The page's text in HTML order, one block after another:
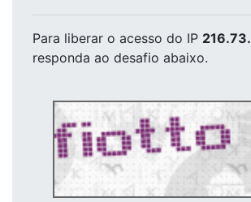
Para liberar o acesso do IP
responda ao desafio abaixo.